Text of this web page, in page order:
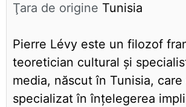
Ţara de origine Tunisia
Pierre Lévy este un filozof
teoretician cultural și
media, născut în Tunisia, care
specializat în înțelegerea